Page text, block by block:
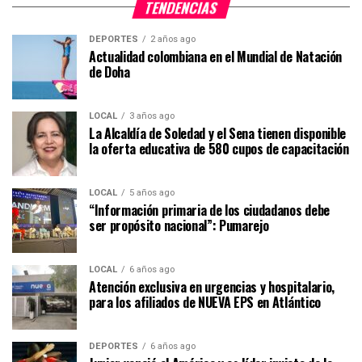
TENDENCIAS
DEPORTES 2 años ago
Actualidad colombiana en el Mundial de Natación
de Doha
LOCAL 3 años ago
La Alcaldía de Soledad y el Sena tienen disponible
la oferta educativa de 580 cupos de capacitación
LOCAL 5 años ago
“Información primaria de los ciudadanos debe
ser propósito nacional”: Pumarejo
LOCAL 6 años ago
Atención exclusiva en urgencias y hospitalario,
para los afiliados de NUEVA EPS en Atlántico
DEPORTES 6 años ago